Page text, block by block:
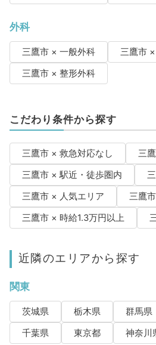
外科
三鷹市 × 一般外科
三鷹市
三鷹市 × 整形外科
こだわり条件から探す
三鷹市 × 救急対応なし
三
三鷹市 × 駅近・徒歩圏内
三鷹市 × 人気エリア
三鷹
三鷹市 × 時給1.3万円以上
近隣のエリアから探す
関東
茨城県 栃木県 群馬県
千葉県
東京都 神奈川